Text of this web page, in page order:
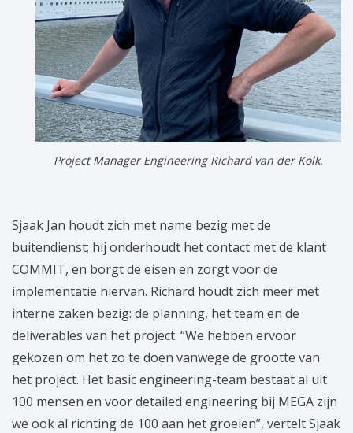
Project Manager Engineering Richard van der Kolk.
Sjaak Jan houdt zich met name bezig met de
buitendienst; hij onderhoudt het contact met de klant
COMMIT, en borgt de eisen en zorgt voor de
implementatie hiervan. Richard houdt zich meer met
interne zaken bezig: de planning, het team en de
deliverables van het project. “We hebben ervoor
gekozen om het zo te doen vanwege de grootte van
het project. Het basic engineering-team bestaat al uit
100 mensen en voor detailed engineering bij MEGA zijn
we ook al richting de 100 aan het groeien”, vertelt Sjaak